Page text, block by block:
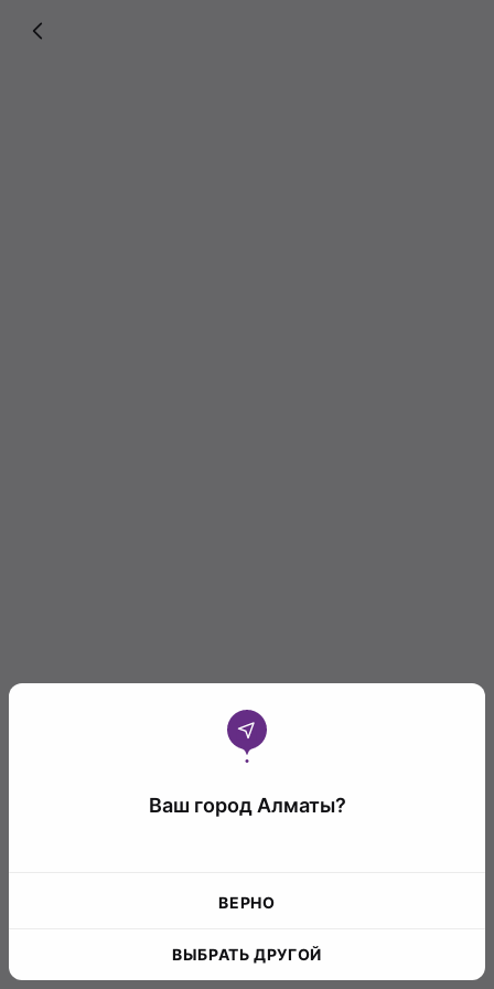
Ваш город Алматы?
ВЕРНО
ВЫБРАТЬ ДРУГОЙ